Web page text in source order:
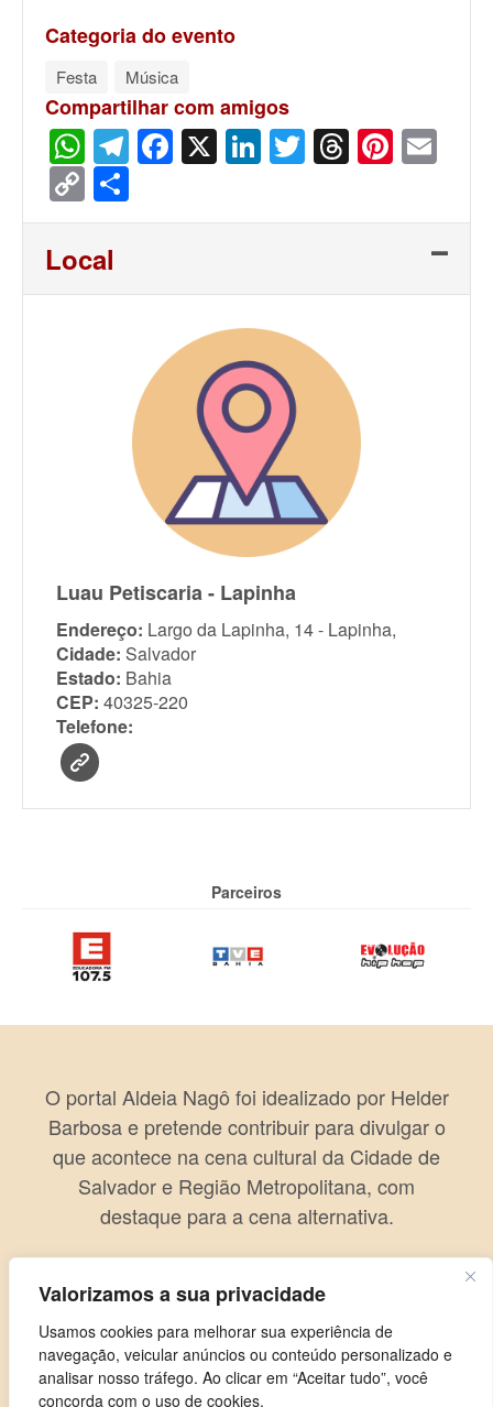
Valorizamos a sua privacidade
Usamos cookies para melhorar sua experiência de
navegação, veicular anúncios ou conteúdo personalizado e
analisar nosso tráfego. Ao clicar em “Aceitar tudo”, você
concorda com o uso de cookies.
Categoria do evento
Festa Música
Compartilhar com amigos
WhatsApp
Telegram
Facebook
X LinkedIn
Twitter
Threads
Copy
Link
Local
Luau Petiscaria - Lapinha
Endereço: Largo da Lapinha, 14 - Lapinha,
Cidade: Salvador
Estado: Bahia
CEP: 40325-220
Telefone:
Parceiros
O portal Aldeia Nagô foi idealizado por Helder
Barbosa e pretende contribuir para divulgar o
que acontece na cena cultural da Cidade de
Salvador e Região Metropolitana, com
destaque para a cena alternativa.